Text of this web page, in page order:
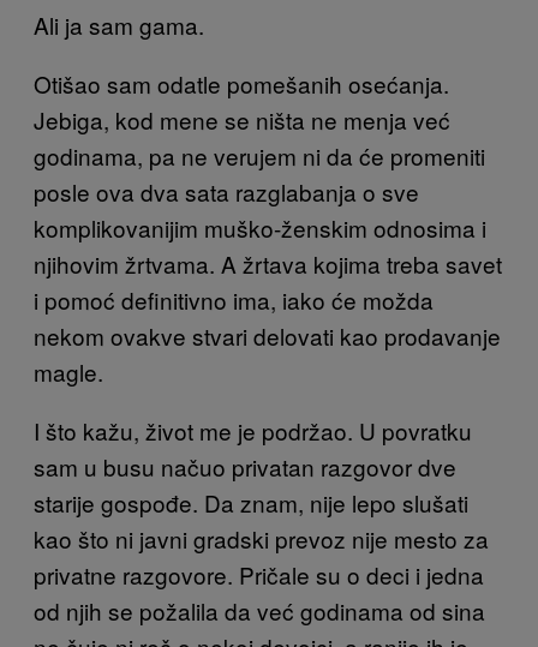
Ali ja sam gama.
Otišao sam odatle pomešanih osećanja.
Jebiga, kod mene se ništa ne menja već
godinama, pa ne verujem ni da će promeniti
posle ova dva sata razglabanja o sve
komplikovanijim muško-ženskim odnosima i
njihovim žrtvama. A žrtava kojima treba savet
i pomoć definitivno ima, iako će možda
nekom ovakve stvari delovati kao prodavanje
magle.
I što kažu, život me je podržao. U povratku
sam u busu načuo privatan razgovor dve
starije gospođe. Da znam, nije lepo slušati
kao što ni javni gradski prevoz nije mesto za
privatne razgovore. Pričale su o deci i jedna
od njih se požalila da već godinama od sina